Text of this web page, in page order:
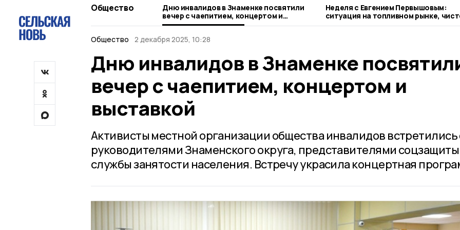
Общество
Дню инвалидов в Знаменке посвятили
вечер с чаепитием, концертом и
выставкой
Неделя с Евгением Первышовым:
ситуация на топливном рынке,
городе и приоритеты образования
Общество 2 декабря 2025, 10:28
Дню инвалидов в Знаменке
вечер с чаепитием, концертом и
выставкой
Активисты местной организации общества инвалидов встретились
руководителями Знаменского округа, представителями соцзащиты
службы занятости населения. Встречу украсила концертная